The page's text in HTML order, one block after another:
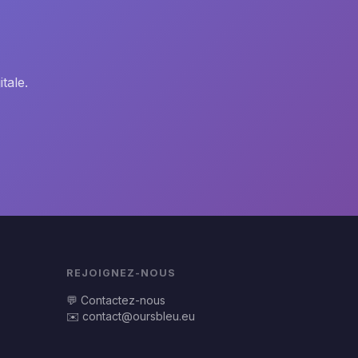
REJOIGNEZ-NOUS
💬 Contactez-nous
✉️ contact@oursbleu.eu